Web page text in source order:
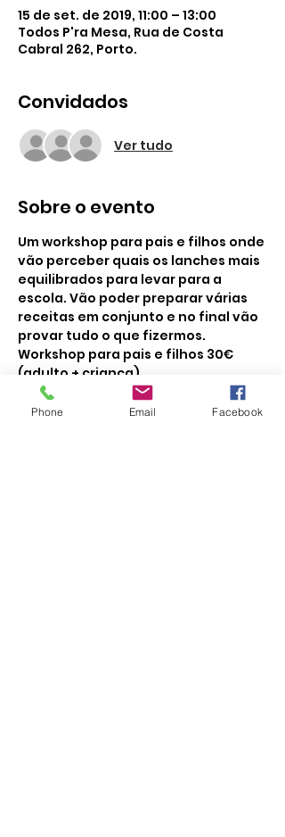
15 de set. de 2019, 11:00 – 13:00
Todos P'ra Mesa, Rua de Costa
Cabral 262, Porto.
Convidados
Ver tudo
Sobre o evento
Um workshop para pais e filhos onde
vão perceber quais os lanches mais
equilibrados para levar para a
escola. Vão poder preparar várias
receitas em conjunto e no final vão
provar tudo o que fizermos.
Workshop para pais e filhos 30€
(adulto + criança).
Phone Email Facebook